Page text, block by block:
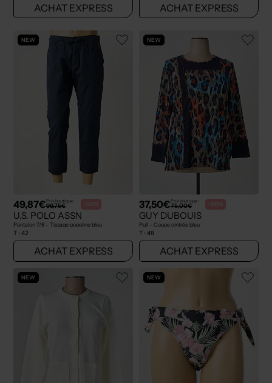
ACHAT EXPRESS ACHAT EXPRESS
NEW
49,87€Prix boutique :
99,75€ -50%
U.S. POLO ASSN
Pantalon 7/8 - Tissage popeline bleu
T : 42
ACHAT EXPRESS
NEW
37,50€Prix boutique :
75,00€ -50%
GUY DUBOUIS
Pull - Coupe cintrée bleu
T : 48
ACHAT EXPRESS
NEW NEW